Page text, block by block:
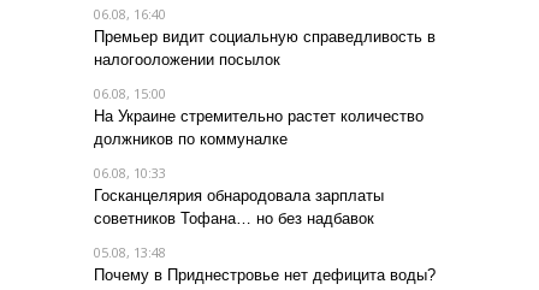
06.08, 16:40
Премьер видит социальную справедливость в
налогооложении посылок
06.08, 15:00
На Украине стремительно растет количество
должников по коммуналке
06.08, 10:33
Госканцелярия обнародовала зарплаты
советников Тофана… но без надбавок
05.08, 13:48
Почему в Приднестровье нет дефицита воды?